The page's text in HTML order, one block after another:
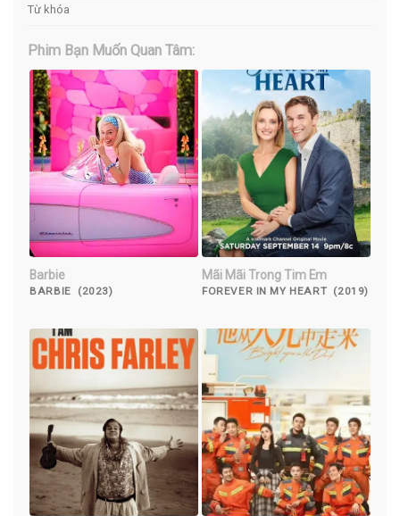
Từ khóa
Phim Bạn Muốn Quan Tâm:
Barbie
BARBIE (2023)
Mãi Mãi Trong Tim Em
FOREVER IN MY HEART (2019)